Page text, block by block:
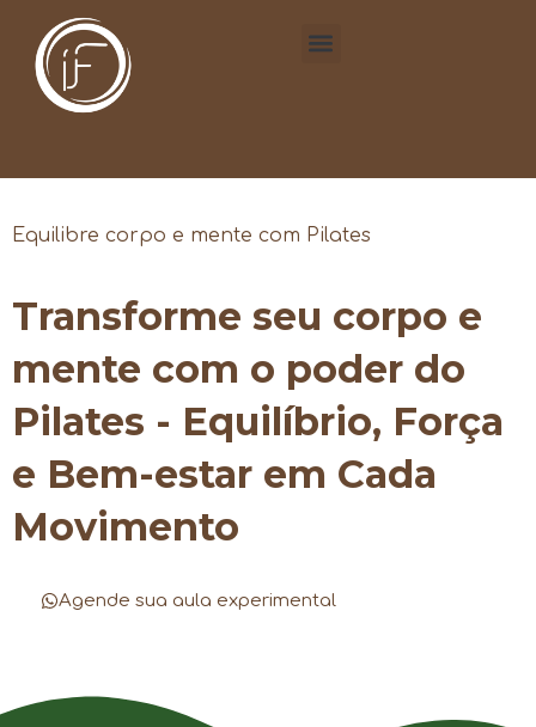
Equilibre corpo e mente com Pilates
Transforme seu corpo e
mente com o poder do
Pilates - Equilíbrio, Força
e Bem-estar em Cada
Movimento
Agende sua aula experimental